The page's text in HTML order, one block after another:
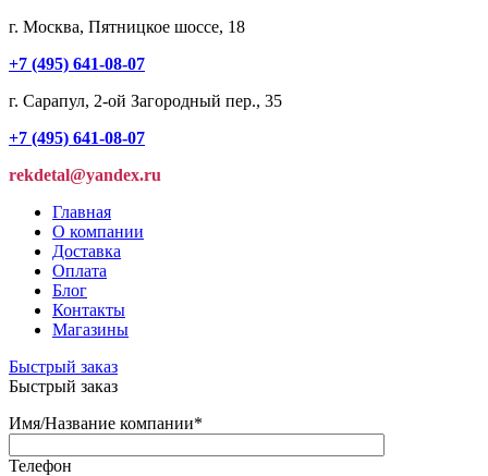
г. Москва, Пятницкое шоссе, 18
+7 (495) 641-08-07
г. Сарапул, 2-ой Загородный пер., 35
+7 (495) 641-08-07
rekdetal@yandex.ru
Главная
О компании
Доставка
Оплата
Блог
Контакты
Магазины
Быстрый заказ
Быстрый заказ
Имя/Название компании*
Телефон